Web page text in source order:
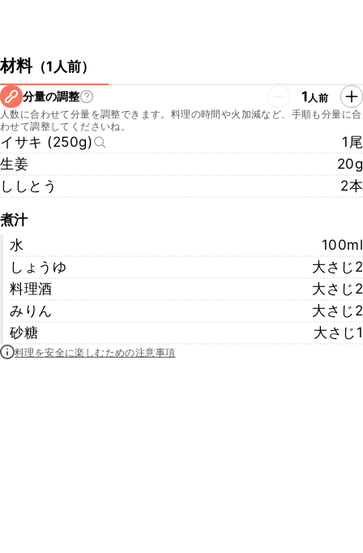
材料（1人前）
分量の調整 1人前
人数に合わせて分量を調整できます。料理の時間や火加減など、手順も分量に合
わせて調整してくださいね。
イサキ (250g)
1尾
生姜
20g
ししとう
2本
煮汁
水
100ml
しょうゆ
大さじ2
料理酒
大さじ2
みりん
大さじ2
砂糖
大さじ1
料理を安全に楽しむための注意事項